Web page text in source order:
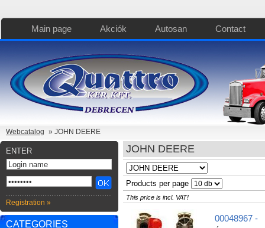
Main page Akciók Autosan Contact
Webcatalog » JOHN DEERE
ENTER
Registration »
CATEGORIES
JOHN DEERE
Products per page
This price is incl. VAT!
00048967 -